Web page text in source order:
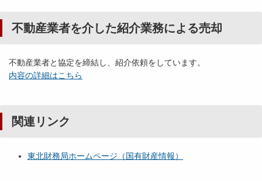
不動産業者を介した紹介業務による売却
不動産業者と協定を締結し、紹介依頼をしています。
内容の詳細はこちら
関連リンク
東北財務局ホームページ（国有財産情報）